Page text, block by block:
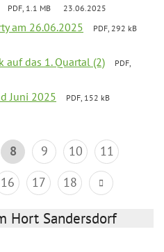
PDF, 1.1 MB 23.06.2025
am 26.06.2025
PDF, 292 kB
auf das 1. Quartal (2)
PDF,
Juni 2025
PDF, 152 kB
8 9 10
11
16 17 18
Hort Sandersdorf